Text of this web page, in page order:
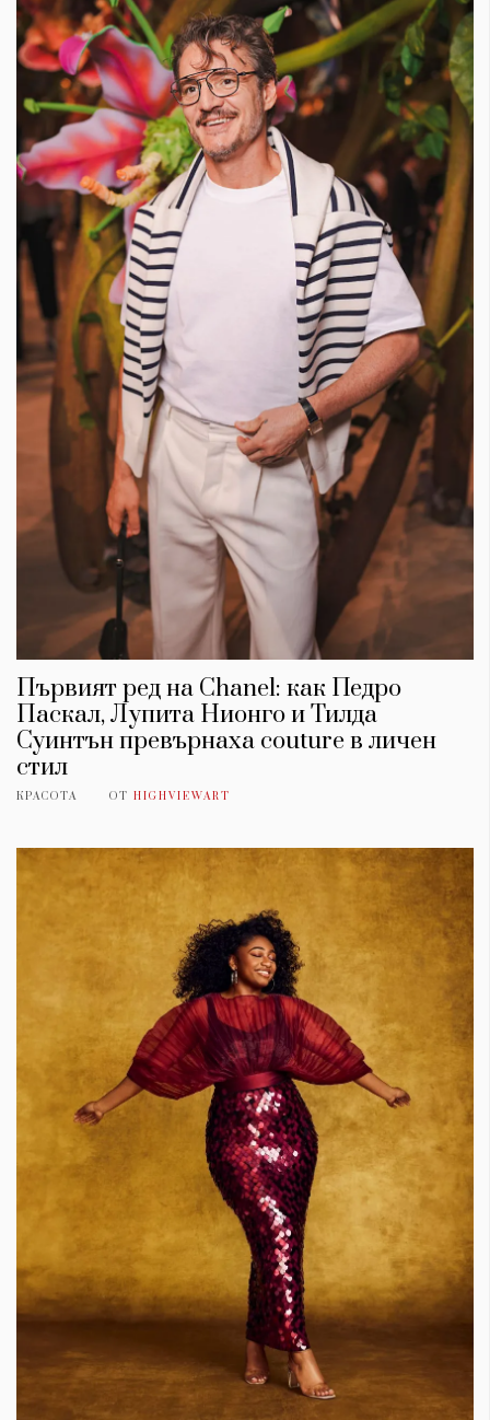
Първият ред на Chanel: как Педро
Паскал, Лупита Нионго и Тилда
Суинтън превърнаха couture в личен
стил
КРАСОТА ОТ HIGHVIEWART